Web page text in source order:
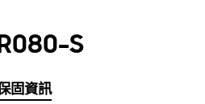
S
固資訊